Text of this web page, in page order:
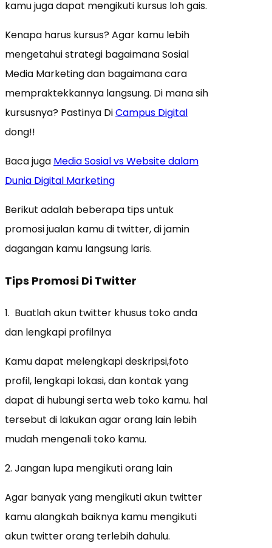
kamu juga dapat mengikuti kursus loh gais.
Kenapa harus kursus? Agar kamu lebih
mengetahui strategi bagaimana Sosial
Media Marketing dan bagaimana cara
mempraktekkannya langsung. Di mana sih
kursusnya? Pastinya DiCampus Digital
dong!!
Baca juga Media Sosial vs Website dalam
Dunia Digital Marketing
Berikut adalah beberapa tips untuk
promosi jualan kamu di twitter, di jamin
dagangan kamu langsung laris.
Tips Promosi Di Twitter
1. Buatlah akun twitter khusus toko anda
dan lengkapi profilnya
Kamu dapat melengkapi deskripsi,foto
profil, lengkapi lokasi, dan kontak yang
dapat di hubungi serta web toko kamu. hal
tersebut di lakukan agar orang lain lebih
mudah mengenali toko kamu.
2. Jangan lupa mengikuti orang lain
Agar banyak yang mengikuti akun twitter
kamu alangkah baiknya kamu mengikuti
akun twitter orang terlebih dahulu.